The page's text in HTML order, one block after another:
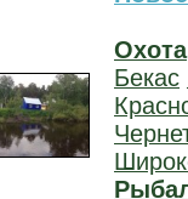
Охота
Бекас